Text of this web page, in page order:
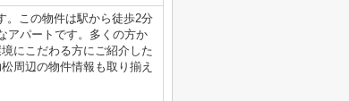
この物件は駅から徒歩2分
アパートです。多くの方か
にこだわる方にご紹介した
周辺の物件情報も取り揃え